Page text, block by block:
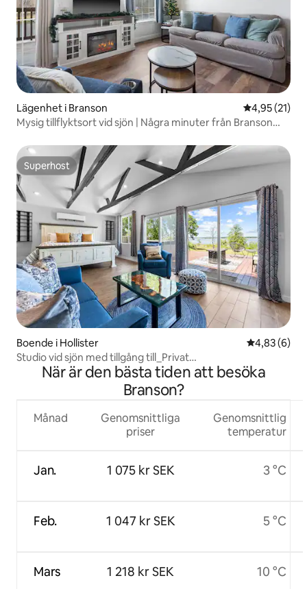
Lägenhet i Branson 4,95 av 5 i
4,95 (21)
Mysig tillflyktsort vid sjön | Några minuter från Branson
Superhost
Superhost
Boende i Hollister 4,83 av 5 i
4,83 (6)
Studio vid sjön med tillgång till_Privat
bubbelpool_Gratisbiljetter
När är den bästa tiden att besöka
Branson?
Månad
Jan.
Feb.
Mars
Genomsnittliga
priser
1 075 kr SEK
1 047 kr SEK
1 218 kr SEK
Genomsnittlig
temperatur
3 °C
5 °C
10 °C